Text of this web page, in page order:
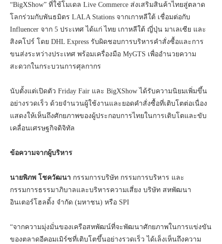
“BigXShow” ที่ใช้โมเดล Live Commerce ส่งเสริมสินค้าไทยสู่ตลาด
โลกร่วมกับพันธมิตร LALA Stations จากเกาหลีใต้ เชื่อมต่อกับ
Influencer จาก 5 ประเทศ ได้แก่ ไทย เกาหลีใต้ ญี่ปุ่น มาเลเซีย และ
สิงคโปร์ โดย DHL Express รับผิดชอบการบริหารคำสั่งซื้อและการ
ขนส่งระหว่างประเทศ พร้อมเครื่องมือ MyGTS เพื่ออำนวยความ
สะดวกในกระบวนการศุลกากร
นับตั้งแต่เปิดตัว Friday Fair และ BigXShow ได้รับความนิยมเพิ่มขึ้น
อย่างรวดเร็ว ด้วยจำนวนผู้ใช้งานและยอดคำสั่งซื้อที่เติบโตต่อเนื่อง
แสดงให้เห็นถึงศักยภาพของผู้ประกอบการไทยในการเติบโตและขับ
เคลื่อนเศรษฐกิจดิจิทัล
ข้อความจากผู้บริหาร
นายพิภพ โชควัฒนา กรรมการบริษัท กรรมการบริหาร และ
กรรมการธรรมาภิบาลและบริหารความเสี่ยง บริษัท สหพัฒนา
อินเตอร์โฮลดิ้ง จำกัด (มหาชน) หรือ SPI
“จากความมุ่งมั่นของเครือสหพัฒน์ที่จะพัฒนาศักยภาพในการแข่งขัน
ของตลาดอีคอมเมิร์ซที่เติบโตขึ้นอย่างรวดเร็ว ได้เล็งเห็นถึงความ